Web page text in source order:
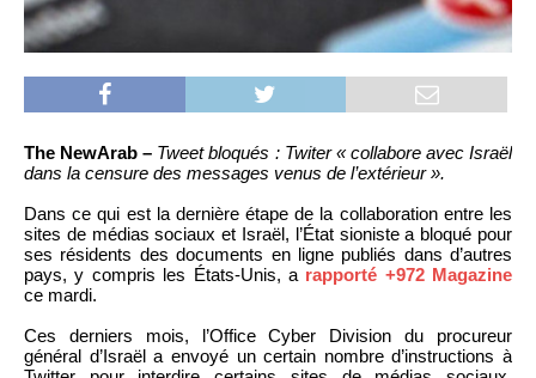
The NewArab – Tweet bloqués : Twiter « collabore avec Israël
dans la censure des messages venus de l’extérieur ».
Dans ce qui est la dernière étape de la collaboration entre les
sites de médias sociaux et Israël, l’État sioniste a bloqué pour
ses résidents des documents en ligne publiés dans d’autres
pays, y compris les États-Unis, a rapporté +972 Magazine
ce mardi.
Ces derniers mois, l’Office Cyber Division du procureur
général d’Israël a envoyé un certain nombre d’instructions à